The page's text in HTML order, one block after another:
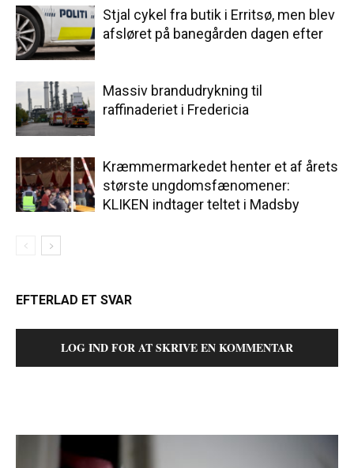
Stjal cykel fra butik i Erritsø, men blev
afsløret på banegården dagen efter
Massiv brandudrykning til
raffinaderiet i Fredericia
Kræmmermarkedet henter et af årets
største ungdomsfænomener:
KLIKEN indtager teltet i Madsby
EFTERLAD ET SVAR
LOG IND FOR AT SKRIVE EN KOMMENTAR